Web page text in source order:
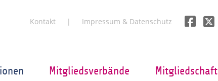
Kontakt Impressum & Datenschutz
Mitgliedsverbände Mitgliedschaft